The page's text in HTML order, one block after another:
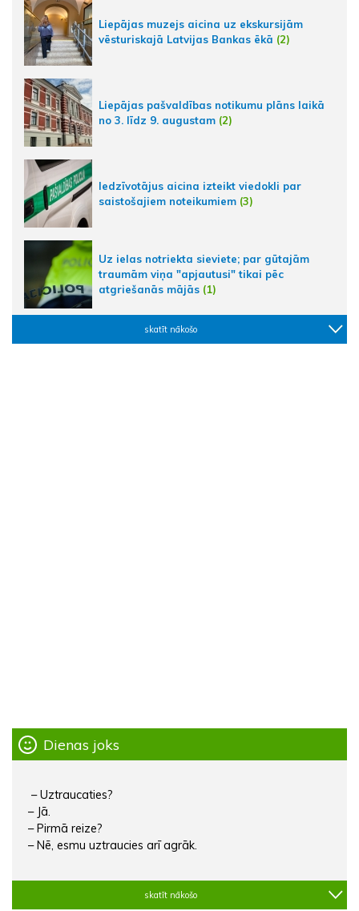
Liepājas muzejs aicina uz ekskursijām
vēsturiskajā Latvijas Bankas ēkā (2)
Liepājas pašvaldības notikumu plāns laikā
no 3. līdz 9. augustam (2)
Iedzīvotājus aicina izteikt viedokli par
saistošajiem noteikumiem (3)
Uz ielas notriekta sieviete; par gūtajām
traumām viņa "apjautusi" tikai pēc
atgriešanās mājās (1)
skatīt nākošo
Dienas joks
– Uztraucaties?
– Jā.
– Pirmā reize?
– Nē, esmu uztraucies arī agrāk.
skatīt nākošo